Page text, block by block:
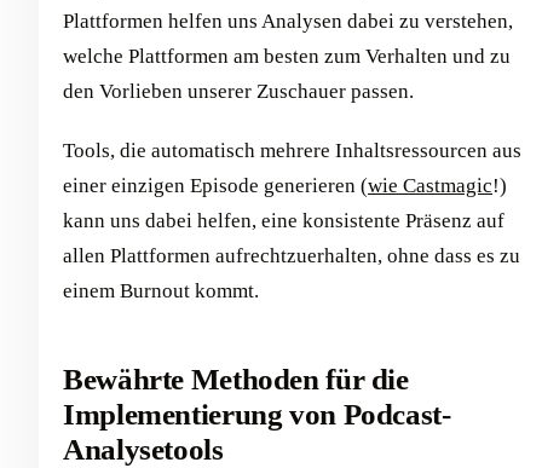
Plattformen helfen uns Analysen dabei zu verstehen,
welche Plattformen am besten zum Verhalten und zu
den Vorlieben unserer Zuschauer passen.
Tools, die automatisch mehrere Inhaltsressourcen aus
einer einzigen Episode generieren (wie Castmagic!)
kann uns dabei helfen, eine konsistente Präsenz auf
allen Plattformen aufrechtzuerhalten, ohne dass es zu
einem Burnout kommt.
Bewährte Methoden für die
Implementierung von Podcast-
Analysetools